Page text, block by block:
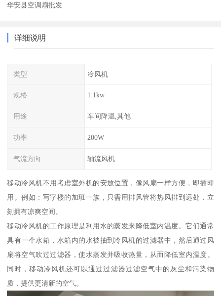
华安县空调扇批发
详细说明
类型 冷风机
规格 1.1kw
用途 车间降温,其他
功率 200W
气流方向 轴流风机
移动冷风机不用考虑室外机的安放位置，像风扇一样方便，即插即
用。例如：写字楼的加班一族，只需用排风管将热风排到远处，立
刻拥有凉爽空间。
移动冷风机的工作原理是利用水的蒸发来降低室内温度。它们通常
具有一个水箱，水箱内的水被抽到冷风机的过滤器中，然后通过风
扇将空气吹过过滤器，使水蒸发并吸收热量，从而降低室内温度。
同时，移动冷风机还可以通过过滤器过滤空气中的灰尘和污染物
质，提供更清新的空气。